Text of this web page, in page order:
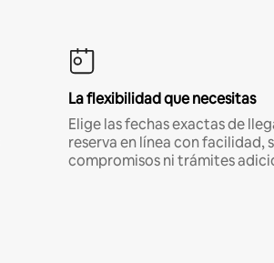
La flexibilidad que necesitas
Elige las fechas exactas de
reserva en línea con facilidad,
compromisos ni trámites